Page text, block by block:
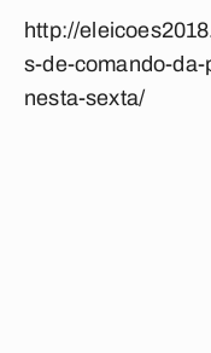
http://
s-de-comando-
nesta-sexta/